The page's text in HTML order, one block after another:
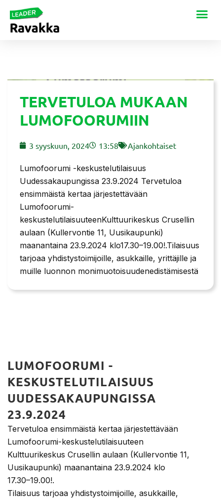
TERVETULOA MUKAAN
LUMOFOORUMIIN
3 syyskuun, 2024 13:58 Ajankohtaiset
Lumofoorumi -keskustelutilaisuus
Uudessakaupungissa 23.9.2024 Tervetuloa
ensimmäistä kertaa järjestettävään
Lumofoorumi-
keskustelutilaisuuteenKulttuurikeskus Crusellin
aulaan (Kullervontie 11, Uusikaupunki)
maanantaina 23.9.2024 klo17.30–19.00!.Tilaisuus
tarjoaa yhdistystoimijoille, asukkaille, yrittäjille ja
muille luonnon monimuotoisuudenedistämisestä
LUMOFOORUMI -
KESKUSTELUTILAISUUS
UUDESSAKAUPUNGISSA
23.9.2024
Tervetuloa ensimmäistä kertaa järjestettävään
Lumofoorumi-keskustelutilaisuuteen
Kulttuurikeskus Crusellin aulaan (Kullervontie 11,
Uusikaupunki) maanantaina 23.9.2024 klo
17.30–19.00!.
Tilaisuus tarjoaa yhdistystoimijoille, asukkaille,